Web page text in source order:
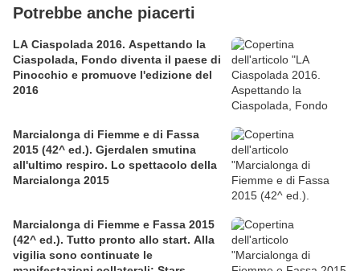
Potrebbe anche piacerti
LA Ciaspolada 2016. Aspettando la
Ciaspolada, Fondo diventa il paese di
Pinocchio e promuove l'edizione del
2016
Marcialonga di Fiemme e di Fassa
2015 (42^ ed.). Gjerdalen smutina
all'ultimo respiro. Lo spettacolo della
Marcialonga 2015
Marcialonga di Fiemme e Fassa 2015
(42^ ed.). Tutto pronto allo start. Alla
vigilia sono continuate le